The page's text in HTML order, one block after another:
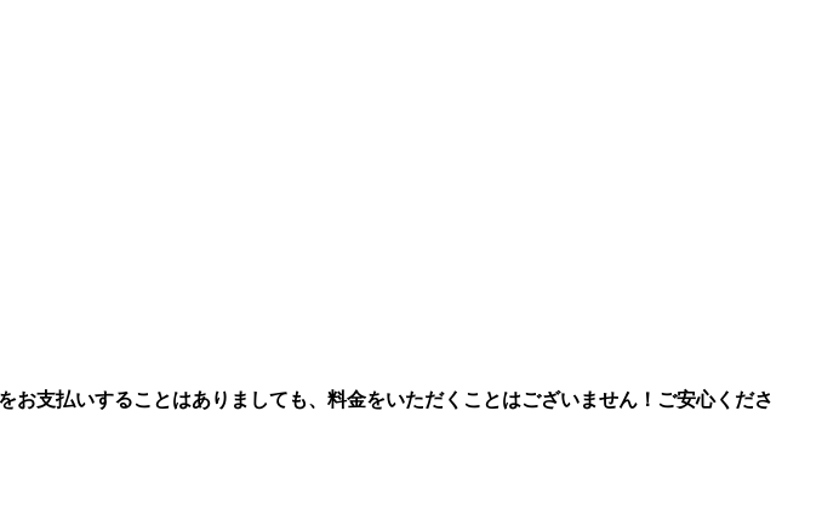
支払いすることはありましても、料金をいただくことはございません！ご安心くださ